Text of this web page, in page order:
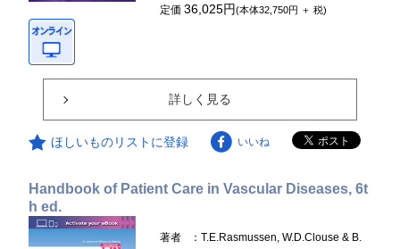
定価36,025円(本体32,750円 ＋ 税)
詳しく見る
ほしいものリストに登録 いいね
Handbook of Patient Care in Vascular Diseases, 6t
h ed.
著者
：T.E.Rasmussen, W.D.Clouse & B.